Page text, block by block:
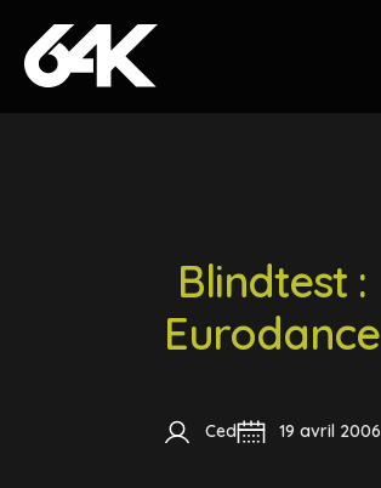
Skip to content
Blindtest :
Eurodance
Ced 19 avril 2006